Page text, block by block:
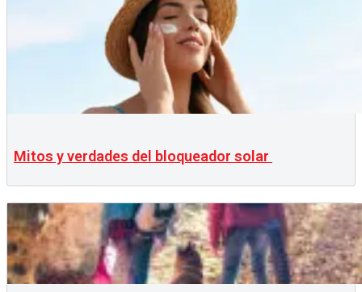
Mitos y verdades del bloqueador solar